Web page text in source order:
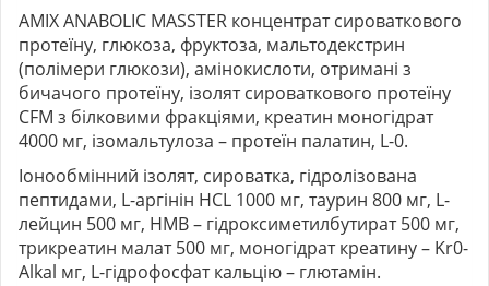
AMIX ANABOLIC MASSTER концентрат сироваткового
протеїну, глюкоза, фруктоза, мальтодекстрин
(полімери глюкози), амінокислоти, отримані з
бичачого протеїну, ізолят сироваткового протеїну
CFM з білковими фракціями, креатин моногідрат
4000 мг, ізомальтулоза – протеїн палатин, L-0.
Іонообмінний ізолят, сироватка, гідролізована
пептидами, L-аргінін HCL 1000 мг, таурин 800 мг, L-
лейцин 500 мг, HMB – гідроксиметилбутират 500 мг,
трикреатин малат 500 мг, моногідрат креатину – Kr0-
Alkal мг, L-гідрофосфат кальцію – глютамін.